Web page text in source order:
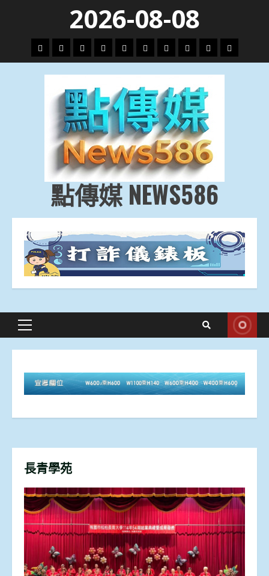
content
2026-08-08
頭
條
財
經
地
方.
會
文
教.
技
專
題
娛
樂
劇
政
治
國
際
運
動
生
活
點傳媒 NEWS586
Primary
長青學苑